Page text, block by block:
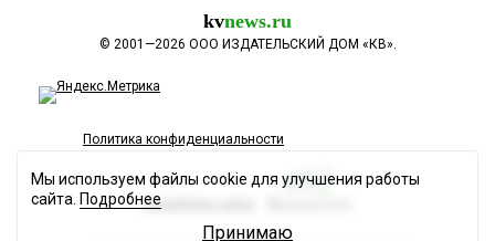
kvnews.ru
© 2001—2026 ООО ИЗДАТЕЛЬСКИЙ ДОМ «КВ».
Политика конфиденциальности
Разработка сайта
Мы используем файлы cookie для улучшения работы
сайта. Подробнее
Принимаю